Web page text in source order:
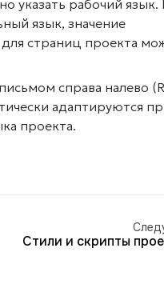
указать рабочий язык.
язык, значение
страниц проекта
справа налево
адаптируются
проекта.
Стили и скрипты